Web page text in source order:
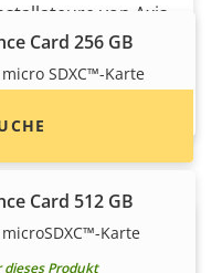
Card 256 GB
SDXC™-Karte
Card 512 GB
Karte
Produkt
von Axis